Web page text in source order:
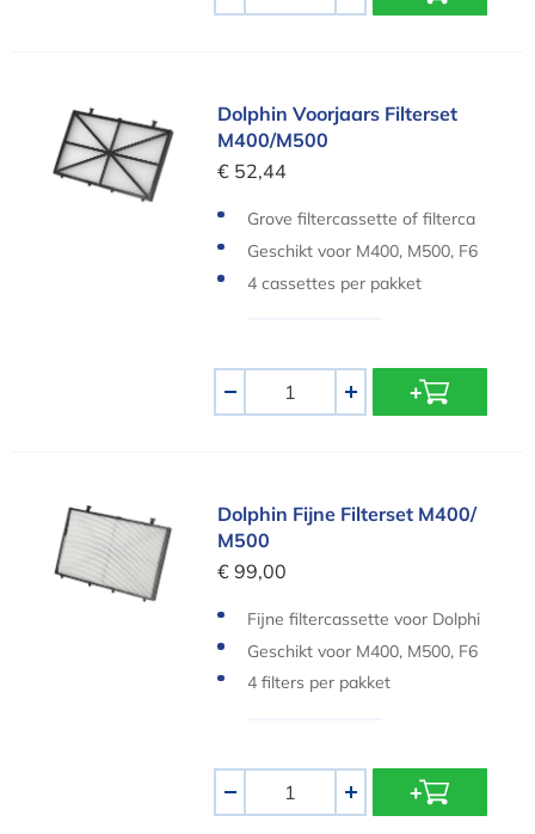
Dolphin Voorjaars Filterset M400/M500
Dolphin Voorjaars Filterset
M400/M500
€ 52,44
Grove filtercassette of filterca
rtridge voor Dolphin zwembad
Geschikt voor M400, M500, F6
0 en Bio
4 cassettes per pakket
+
Dolphin Fijne Filterset M400/ M500
Dolphin Fijne Filterset M400/
M500
€ 99,00
Fijne filtercassette voor Dolphi
n zwembadrobots
Geschikt voor M400, M500, F6
0 en Bio
4 filters per pakket
+